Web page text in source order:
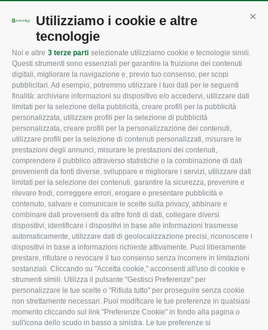
Utilizziamo i cookie e altre
tecnologie
Noi e altre 3 terze parti selezionate utilizziamo cookie e tecnologie simili.
Questi strumenti sono essenziali per garantire la fruizione dei contenuti
digitali, migliorare la navigazione e, previo tuo consenso, per scopi
pubblicitari. Ad esempio, potremmo utilizzare i tuoi dati per le seguenti
finalità: archiviare informazioni su dispositivo e/o accedervi, utilizzare dati
limitati per la selezione della pubblicità, creare profili per la pubblicità
personalizzata, utilizzare profili per la selezione di pubblicità
personalizzata, creare profili per la personalizzazione dei contenuti,
utilizzare profili per la selezione di contenuti personalizzati, misurare le
prestazioni degli annunci, misurare le prestazioni dei contenuti,
comprendere il pubblico attraverso statistiche o la combinazione di dati
provenienti da fonti diverse, sviluppare e migliorare i servizi, utilizzare dati
limitati per la selezione dei contenuti, garantire la sicurezza, prevenire e
rilevare frodi, correggere errori, erogare e presentare pubblicità e
contenuto, salvare e comunicare le scelte sulla privacy, abbinare e
combinare dati provenienti da altre fonti di dati, collegare diversi
dispositivi, identificare i dispositivi in base alle informazioni trasmesse
automaticamente, utilizzare dati di geolocalizzazione precisi, riconoscere i
dispositivi in base a informazioni richieste attivamente. Puoi liberamente
prestare, rifiutare o revocare il tuo consenso senza incorrere in limitazioni
sostanziali. Cliccando su "Accetta cookie," acconsenti all'uso di cookie e
strumenti simili. Utilizza il pulsante "Gestisci Preferenze" per
personalizzare le tue scelte o "Rifiuta tutto" per proseguire senza cookie
non strettamente necessari. Puoi modificare le tue preferenze in qualsiasi
momento cliccando sul link "Preferenze Cookie" in fondo alla pagina o
sull'icona dello scudo in basso a sinistra. Le tue preferenze si
CONFAGRICOLTURA
ROVIGO
L'Associazione
Missione e Progetto
Organigramma aziendale
I Nostri Servizi
Uffici della Sede
provinciale
Le Sedi di Zona
Agricoltori S.r.l.
Whistleblowing
Confagricoltura Rovigo e
Agricoltori srl
CONFAGRICOLTURA
INFORMA
Tecnico
Fiscale
Lavoro
Ambiente
Associazione
CONFAGRICOLTURA
ATTIVA
Notizie in evidenza
Eventi
Comunicati Stampa
Video
Iscrizione Newsletter
Newsletter